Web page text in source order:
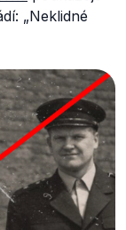
„Neklidné